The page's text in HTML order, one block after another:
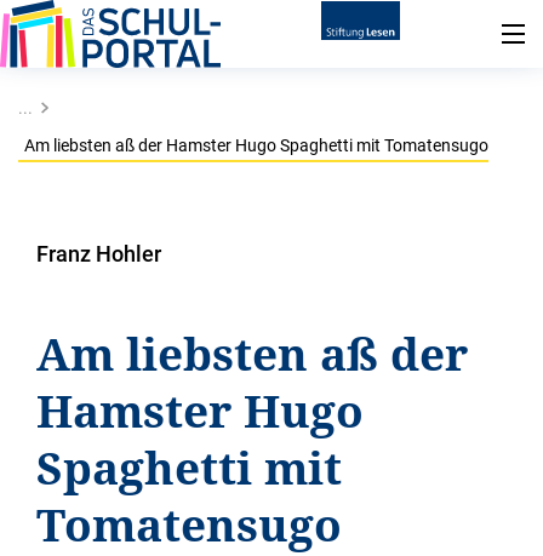
...
Am liebsten aß der Hamster Hugo Spaghetti mit Tomatensugo
Franz Hohler
Am liebsten aß der
Hamster Hugo
Spaghetti mit
Tomatensugo